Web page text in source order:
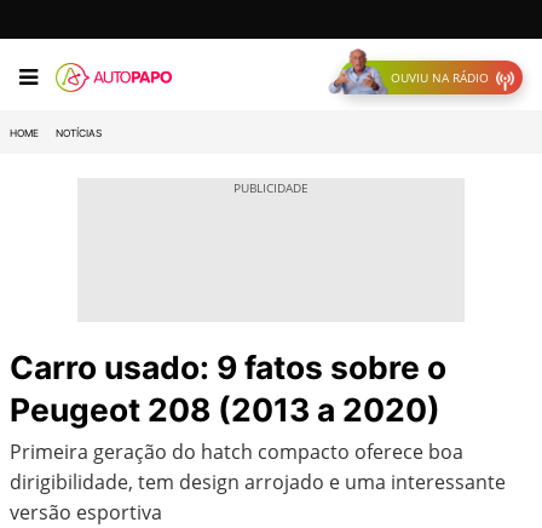
OUVIU NA RÁDIO
HOME NOTÍCIAS
Carro usado: 9 fatos sobre o
Peugeot 208 (2013 a 2020)
Primeira geração do hatch compacto oferece boa
dirigibilidade, tem design arrojado e uma interessante
versão esportiva